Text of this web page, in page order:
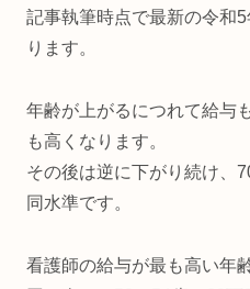
記事執筆時点で最新の令和
ります。
年齢が上がるにつれて給与
も高くなります。
その後は逆に下がり続け、
同水準です。
看護師の給与が最も高い年